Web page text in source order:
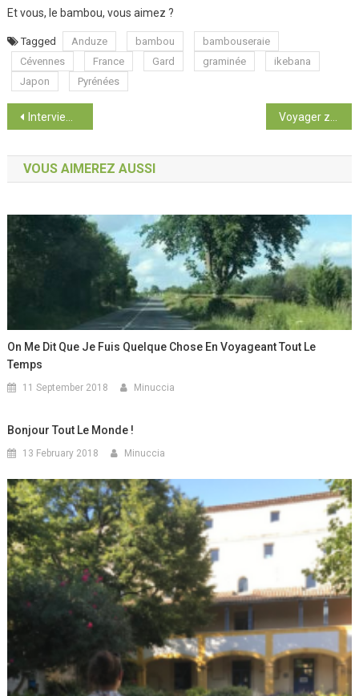
Et vous, le bambou, vous aimez ?
Tagged Anduze bambou
bambouseraie
Cévennes
France Gard graminée
ikebana
Japon
Pyrénées
Post navigation
Interview voyage zéro déchet
VOUS AIMEREZ AUSSI
On Me Dit Que Je Fuis Quelque Chose En Voyageant Tout Le
Temps
11 September 2018 Minuccia
Bonjour Tout Le Monde !
13 February 2018 Minuccia